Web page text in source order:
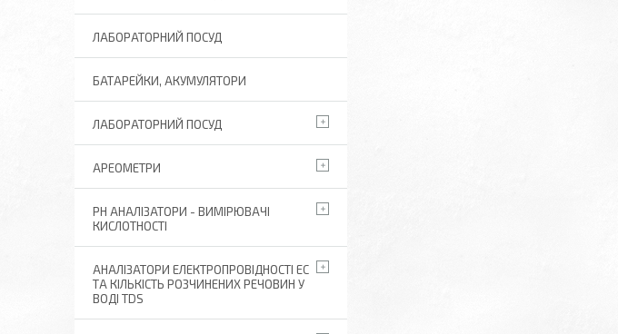
ЛАБОРАТОРНИЙ ПОСУД
БАТАРЕЙКИ, АКУМУЛЯТОРИ
ЛАБОРАТОРНИЙ ПОСУД
АРЕОМЕТРИ
РН АНАЛІЗАТОРИ - ВИМІРЮВАЧІ
КИСЛОТНОСТІ
АНАЛІЗАТОРИ ЕЛЕКТРОПРОВІДНОСТІ EC
ТА КІЛЬКІСТЬ РОЗЧИНЕНИХ РЕЧОВИН У
ВОДІ TDS